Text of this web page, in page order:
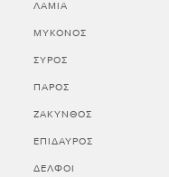
ΛΑΜΙΑ
ΜΥΚΟΝΟΣ
ΣΥΡΟΣ
ΠΑΡΟΣ
ΖΑΚΥΝΘΟΣ
ΕΠΙΔΑΥΡΟΣ
ΔΕΛΦΟΙ